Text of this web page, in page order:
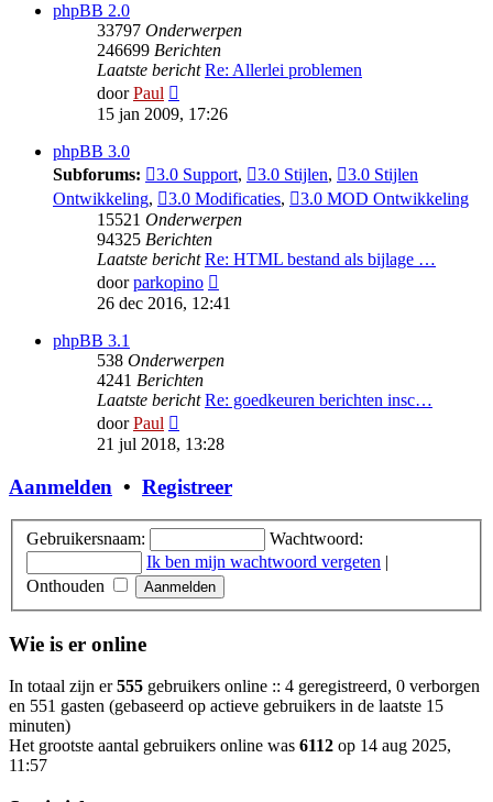
phpBB 2.0
33797 Onderwerpen
246699 Berichten
Laatste bericht Re: Allerlei problemen
doorPaul
laatste
bericht
15 jan 2009, 17:26
phpBB 3.0
Subforums:
3.0 Support, 3.0 Stijlen,
3.0 Stijlen
Ontwikkeling, 3.0 Modificaties,
3.0 MOD Ontwikkeling
15521 Onderwerpen
94325 Berichten
Laatste bericht Re: HTML bestand als bijlage …
doorparkopino
laatste
26 dec 2016, 12:41
phpBB 3.1
538 Onderwerpen
4241 Berichten
Laatste bericht Re: goedkeuren berichten insc…
doorPaul
laatste
21 jul 2018, 13:28
Aanmelden • Registreer
Gebruikersnaam:
Wachtwoord:
Ik ben mijn wachtwoord vergeten |
Onthouden
Wie is er online
In totaal zijn er555 gebruikers online :: 4 geregistreerd, 0 verborgen
en 551 gasten (gebaseerd op actieve gebruikers in de laatste 15
minuten)
Het grootste aantal gebruikers online was 6112 op 14 aug 2025,
11:57